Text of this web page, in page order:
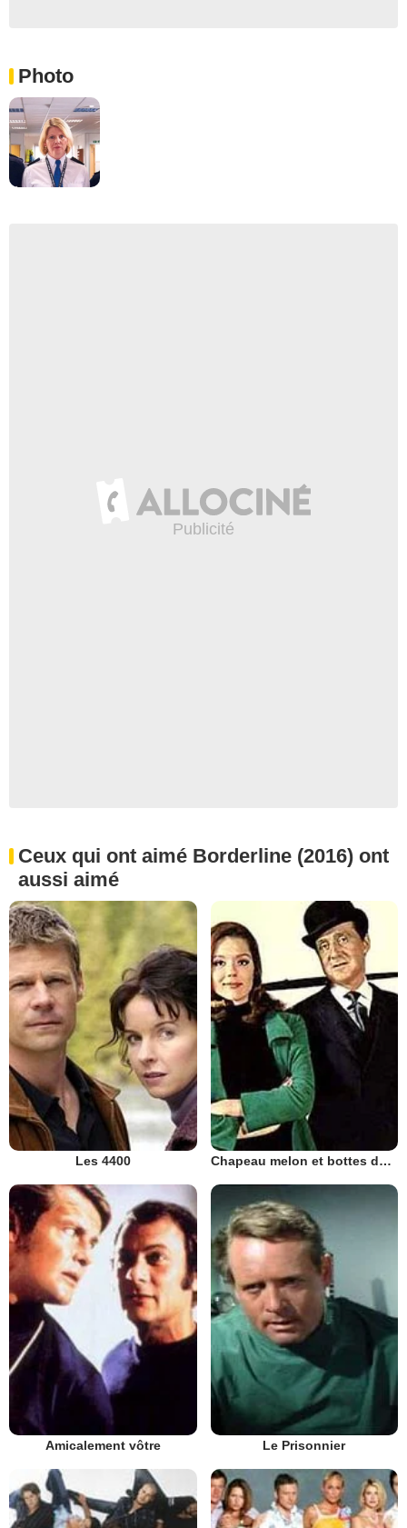
Photo
Ceux qui ont aimé Borderline (2016) ont
aussi aimé
Les 4400 Chapeau melon et bottes de cuir - 1961
Amicalement vôtre Le Prisonnier